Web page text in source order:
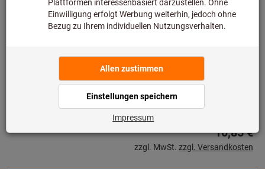
HOLEX Clever Tap Maschinen-
Gewindebohrer Form B DIN
371/376 unbeschichtet
Lieferbar
10,85 €
zzgl. MwSt. zzgl. Versandkosten